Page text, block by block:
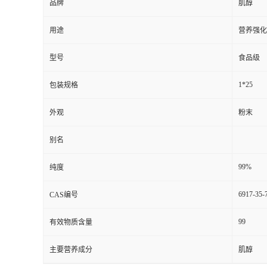
品牌 肌醇
用途 营养强
型号 食品级
包装规格 1*25
外观 粉末
别名
纯度 99%
CAS编号 6917-35-
有效物质含量 99
主要营养成分 肌醇